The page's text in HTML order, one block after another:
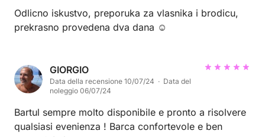
Odlicno iskustvo, preporuka za vlasnika i brodicu,
prekrasno provedena dva dana ☺️
GIORGIO
Data della recensione 10/07/24 · Data del
noleggio 06/07/24
Bartul sempre molto disponibile e pronto a risolvere
qualsiasi evenienza ! Barca confortevole e ben